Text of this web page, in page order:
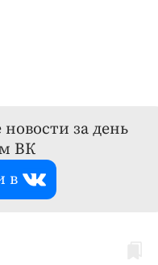
за день
ВК
в